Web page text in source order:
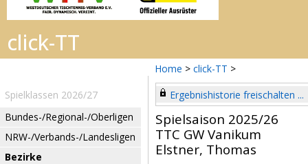
Home > click-TT >
Spielklassen 2026/27
Bundes-/Regional-/Oberligen
NRW-/Verbands-/Landesligen
Bezirke
Ergebnishistorie freischalten ...
Spielsaison 2025/26
TTC GW Vanikum
Elstner, Thomas